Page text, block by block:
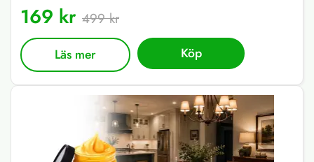
169 kr 499 kr
Läs mer Köp